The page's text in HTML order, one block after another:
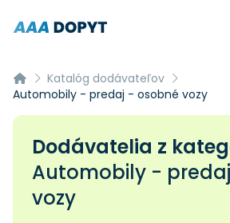
Katalóg dodávateľov
Automobily - predaj - osobné vozy
Dodávatelia z
Automobily -
vozy